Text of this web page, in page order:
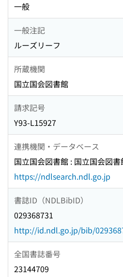
一般
一般注記
ルーズリーフ
所蔵機関
国立国会図書館
請求記号
Y93-L15927
連携機関・データベース
国立国会図書館 : 国立国会図書
https://ndlsearch.ndl.go.jp
書誌ID（NDLBibID）
029368731
http://id.ndl.go.jp/bib/
全国書誌番号
23144709